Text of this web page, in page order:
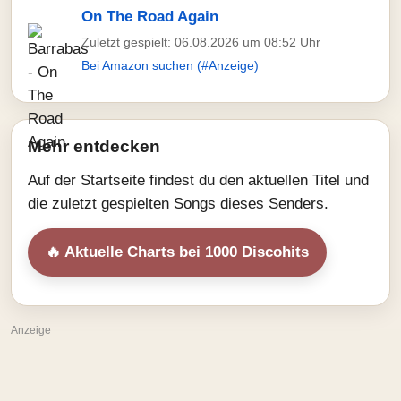
On The Road Again
Zuletzt gespielt: 06.08.2026 um 08:52 Uhr
Bei Amazon suchen (#Anzeige)
Mehr entdecken
Auf der Startseite findest du den aktuellen Titel und
die zuletzt gespielten Songs dieses Senders.
🔥 Aktuelle Charts bei 1000 Discohits
Anzeige